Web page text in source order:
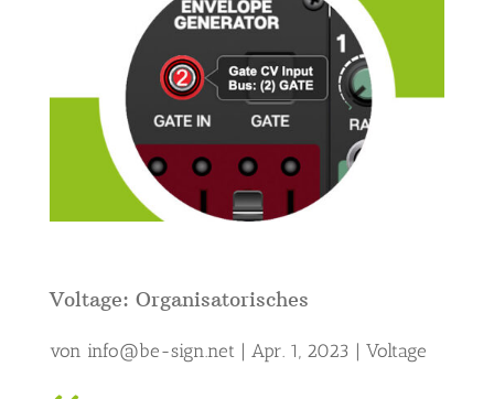
Voltage: Organisatorisches
von info@be-sign.net | Apr. 1, 2023 | Voltage